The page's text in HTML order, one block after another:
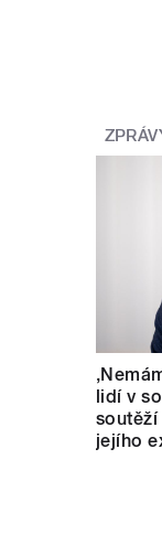
lidí v
soutěží
jejího